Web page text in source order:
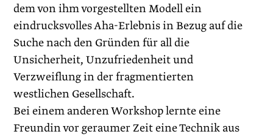
dem von ihm vorgestellten Modell ein
eindrucksvolles Aha-Erlebnis in Bezug auf die
Suche nach den Gründen für all die
Unsicherheit, Unzufriedenheit und
Verzweiflung in der fragmentierten
westlichen Gesellschaft.
Bei einem anderen Workshop lernte eine
Freundin vor geraumer Zeit eine Technik aus